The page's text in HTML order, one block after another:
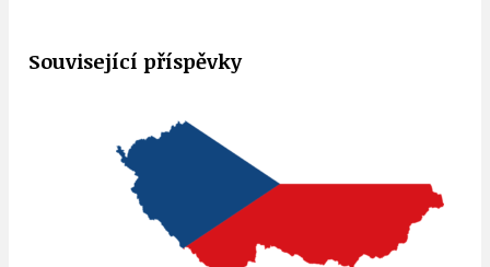
Související příspěvky